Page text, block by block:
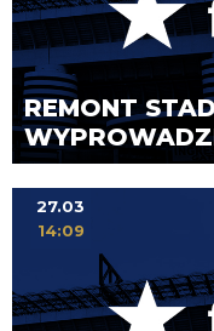
REMONT
27.03
14:09